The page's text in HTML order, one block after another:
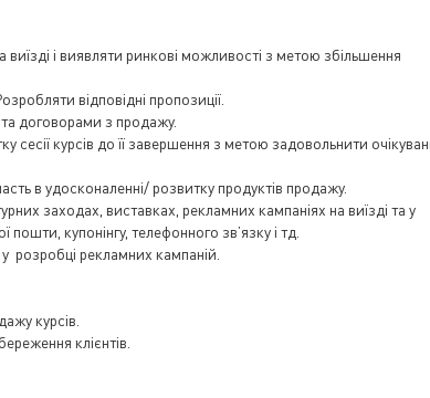
і виявляти ринкові можливості з метою збільшення
відповідні пропозиції.
договорами з продажу.
сесії курсів до її завершення з метою задовольнити
в удосконаленні/ розвитку продуктів продажу.
заходах, виставках, рекламних кампаніях на виїзді та у
купонінгу, телефонного зв’язку і тд.
розробці рекламних кампаній.
курсів.
клієнтів.